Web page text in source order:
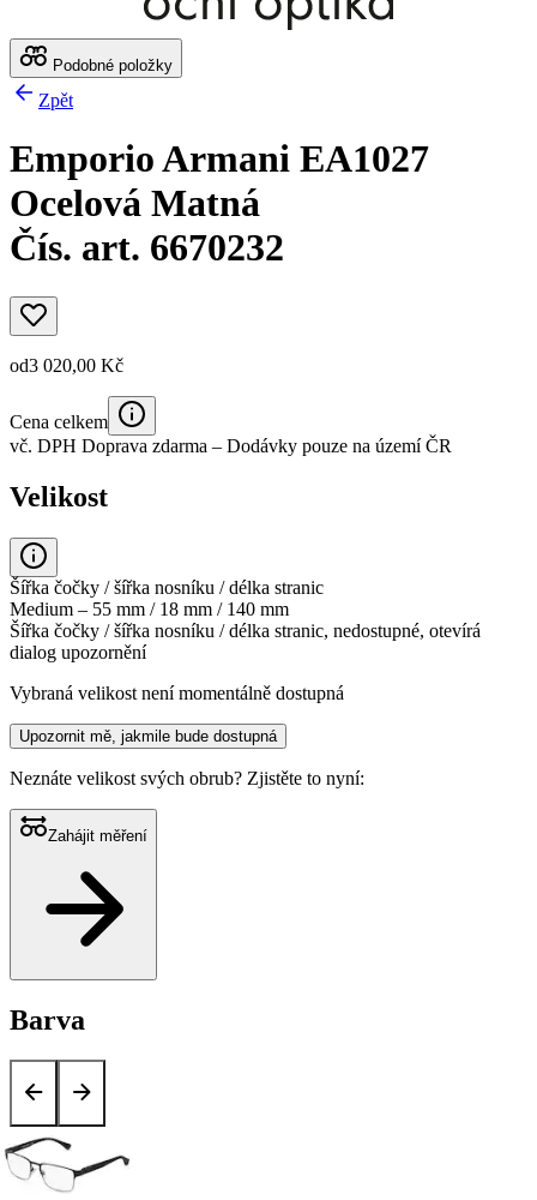
Podobné položky
Zpět
Emporio Armani EA1027
Ocelová Matná
Čís. art. 6670232
od3 020,00 Kč
Cena celkem
vč. DPH Doprava zdarma – Dodávky pouze na území ČR
Velikost
Šířka čočky / šířka nosníku / délka stranic
Medium – 55 mm / 18 mm / 140 mm
Šířka čočky / šířka nosníku / délka stranic, nedostupné, otevírá
dialog upozornění
Vybraná velikost není momentálně dostupná
Upozornit mě, jakmile bude dostupná
Neznáte velikost svých obrub? Zjistěte to nyní:
Zahájit měření
Barva